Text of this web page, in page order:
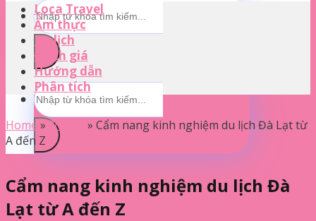
Loca Travel
Ẩm thực
Du lịch
Đánh giá
Hướng dẫn
Phân tích
Home »Du lịch » Cẩm nang kinh nghiệm du lịch Đà Lạt từ
A đến Z
Cẩm nang kinh nghiệm du lịch Đà
Lạt từ A đến Z